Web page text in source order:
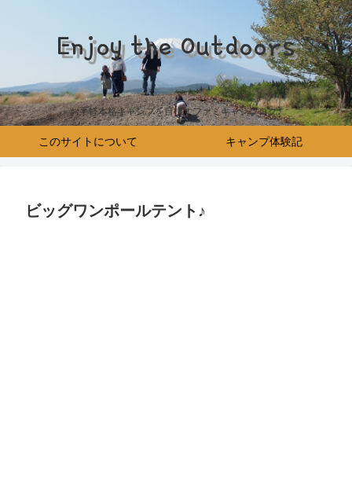
Enjoy the Outdoors
お手軽本格キャンプを目指すファミキャンブログ♪
このサイトについて キャンプ体験記
ビッグワンポールテント♪